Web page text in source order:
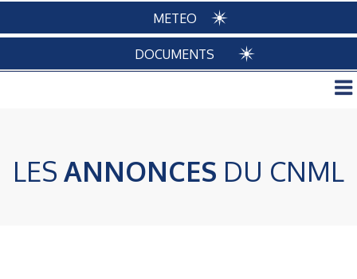
METEO
DOCUMENTS
LES ANNONCES DU CNML